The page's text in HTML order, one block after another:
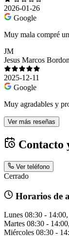
2026-01-26
Google
Muy mala compré
JM
Jesus Marcos
2025-12-11
Google
Muy agradables y
Ver más reseñas
Contacto
Ver teléfono
Cerrado
Horarios de
Lunes 08:30 -
Martes 08:30 -
Miércoles 08:30 -